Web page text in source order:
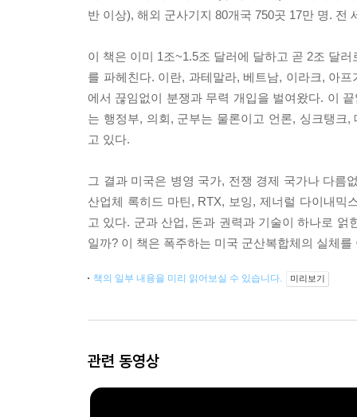
반 이상), 해외 군사기지 80개국 750곳 17만 명. 전
이 책은 이미 1조~1.5조 달러에 달하고 곧 2조 달
를 파헤친다. 이란, 과테말라, 베트남, 이라크, 아
에서 끊임없이 분쟁과 무력 개입을 벌여왔다. 이
는 행정부, 의회, 군부는 물론이고 언론, 싱크탱크
고 있다.
그 결과 미국은 병영 국가, 전쟁 경제 국가나 다름
산업체 록히드 마틴, RTX, 보잉, 제너럴 다이내믹
고 있다. 군과 산업, 돈과 권력과 기술이 하나로
일까? 이 책은 폭주하는 미국 군산복합체의 실체
책의 일부 내용을 미리 읽어보실 수 있습니다. 미리보기
관련 동영상